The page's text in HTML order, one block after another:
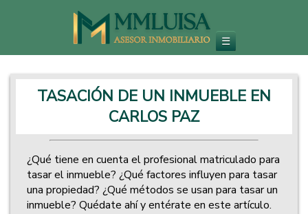
Inmobiliaria en Carlos Paz
Venta de Departamentos y Propiedades - Inversiones Inmobiliarias
☰
TASACIÓN DE UN INMUEBLE EN
CARLOS PAZ
¿Qué tiene en cuenta el profesional matriculado para
tasar el inmueble? ¿Qué factores influyen para tasar
una propiedad? ¿Qué métodos se usan para tasar un
inmueble? Quédate ahí y entérate en este artículo.